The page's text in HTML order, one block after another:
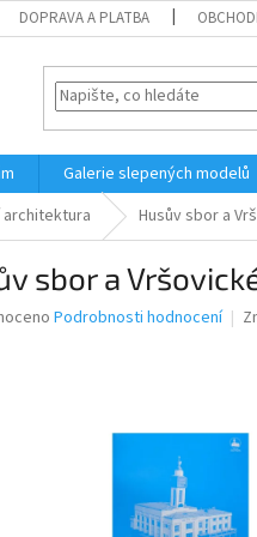
DOPRAVA A PLATBA
Galerie slepených modelů
architektura Husův sbor a
sbor a
Podrobnosti hodnocení